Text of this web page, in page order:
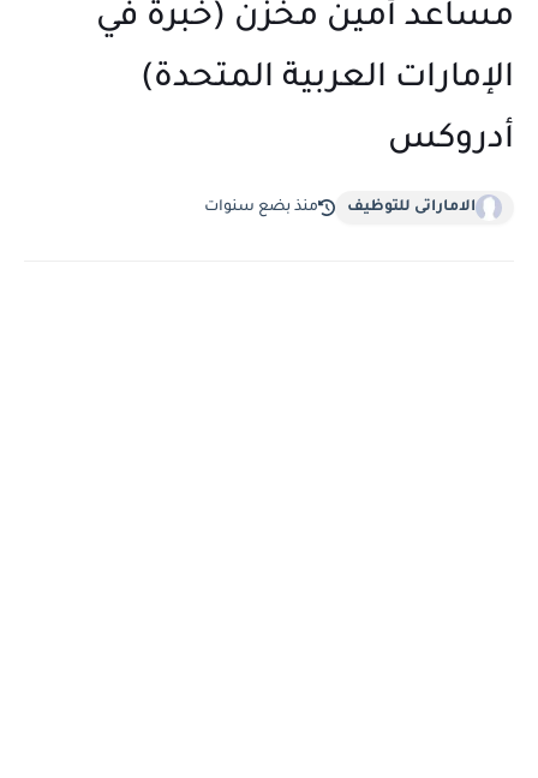
مساعد أمين مخزن (خبرة في
الإمارات العربية المتحدة)
أدروكس
الاماراتى للتوظيف منذ بضع سنوات